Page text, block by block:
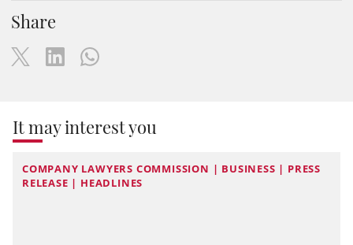
Share
It may interest you
COMPANY LAWYERS COMMISSION | BUSINESS | PRESS
RELEASE | HEADLINES